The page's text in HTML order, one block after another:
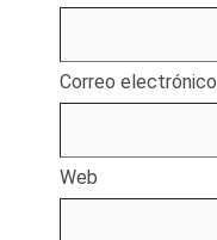
Correo electrónico
Web